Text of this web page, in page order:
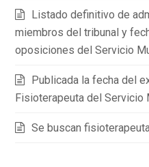
Listado definitivo de
miembros del tribunal y
oposiciones del Servicio
Publicada la fecha del
Fisioterapeuta del Servicio
Se buscan